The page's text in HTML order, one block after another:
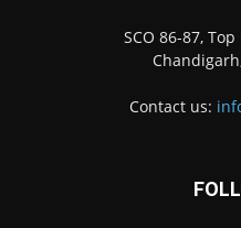
SCO 86-87,
Contact us: